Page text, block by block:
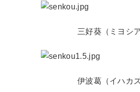
三好葵（ミヨシアオ
伊波葛（イハカズラ